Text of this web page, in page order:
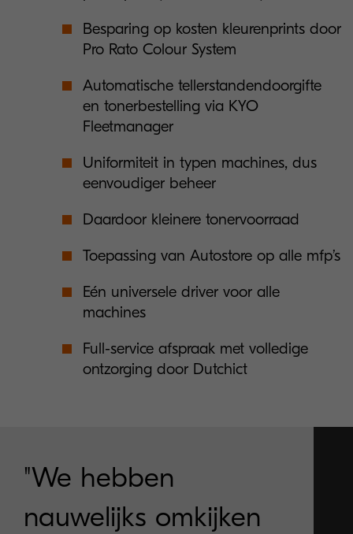
Besparing op kosten kleurenprints door
Pro Rato Colour System
Automatische tellerstandendoorgifte
en tonerbestelling via KYO
Fleetmanager
Uniformiteit in typen machines, dus
eenvoudiger beheer
Daardoor kleinere tonervoorraad
Toepassing van Autostore op alle mfp’s
Eén universele driver voor alle
machines
Full-service afspraak met volledige
ontzorging door Dutchict
"We hebben
nauwelijks omkijken